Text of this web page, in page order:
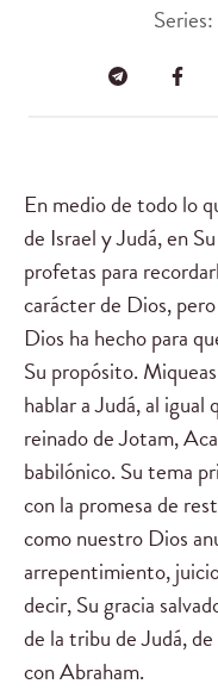
Series:
En medio de todo lo
de Israel y Judá, en
profetas para
carácter de Dios,
Dios ha hecho para
Su propósito.
hablar a Judá, al
reinado de Jotam,
babilónico. Su tema
con la promesa de
como nuestro Dios
arrepentimiento,
decir, Su gracia
de la tribu de Judá,
con Abraham.